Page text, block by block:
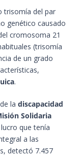
trisomía del par
genético causado
cromosoma 21
(trisomía
de un grado
.
la discapacidad
Solidaria
que tenía
a las
detectó 7.457